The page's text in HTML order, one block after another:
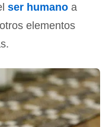
ser humano a
elementos